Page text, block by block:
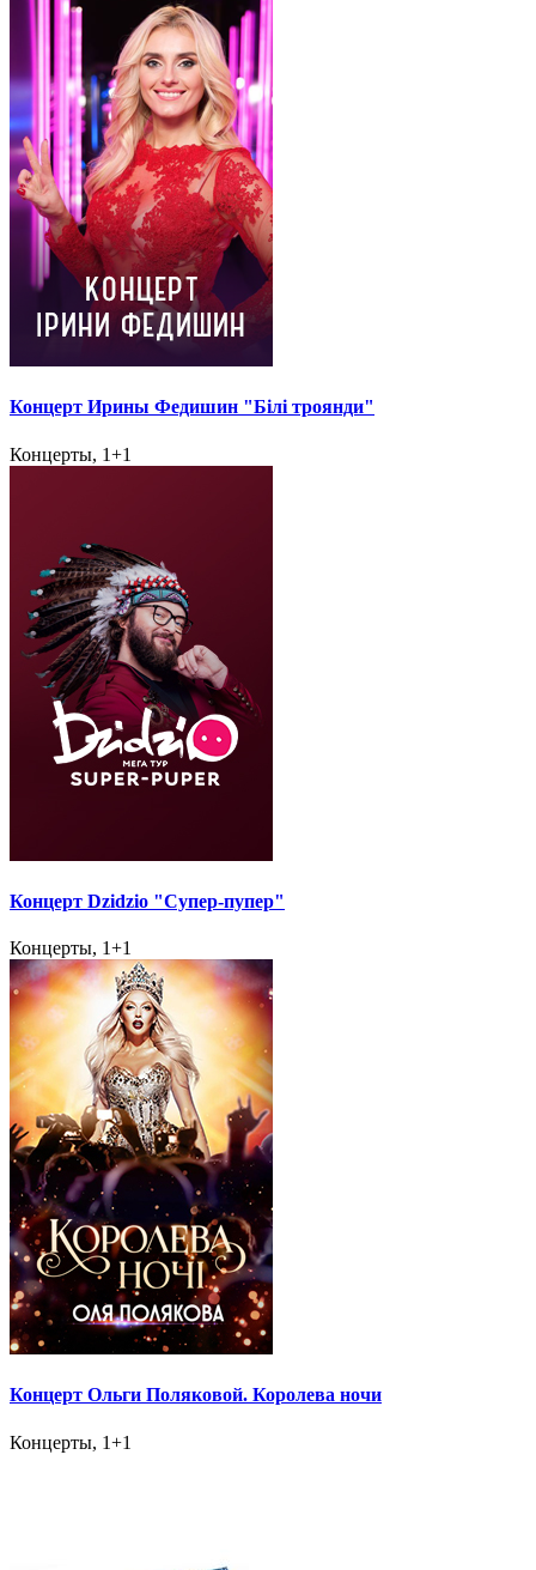
Концерт Ирины Федишин "Білі троянди"
Концерты, 1+1
Концерт Dzidzio "Супер-пупер"
Концерты, 1+1
Концерт Ольги Поляковой. Королева ночи
Концерты, 1+1